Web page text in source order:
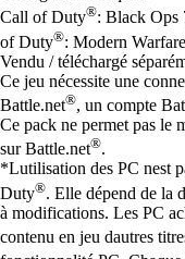
Call of Duty®: Black
of Duty®: Modern Warfare
Vendu / téléchargé
Ce jeu nécessite une
Battle.net®, un compte
Ce pack ne permet pas le
sur Battle.net®.
*Lutilisation des PC nest
Duty®. Elle dépend de la
à modifications. Les PC
contenu en jeu dautres